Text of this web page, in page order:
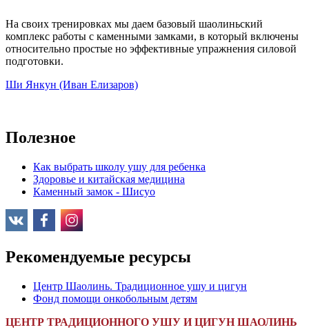
На своих тренировках мы даем базовый шаолиньский
комплекс работы с каменными замками, в который включены
относительно простые но эффективные упражнения силовой
подготовки.
Ши Янкун (Иван Елизаров)
Полезное
Как выбрать школу ушу для ребенка
Здоровье и китайская медицина
Каменный замок - Шисуо
Рекомендуемые ресурсы
Центр Шаолинь. Традиционное ушу и цигун
Фонд помощи онкобольным детям
ЦЕНТР ТРАДИЦИОННОГО УШУ И ЦИГУН ШАОЛИНЬ